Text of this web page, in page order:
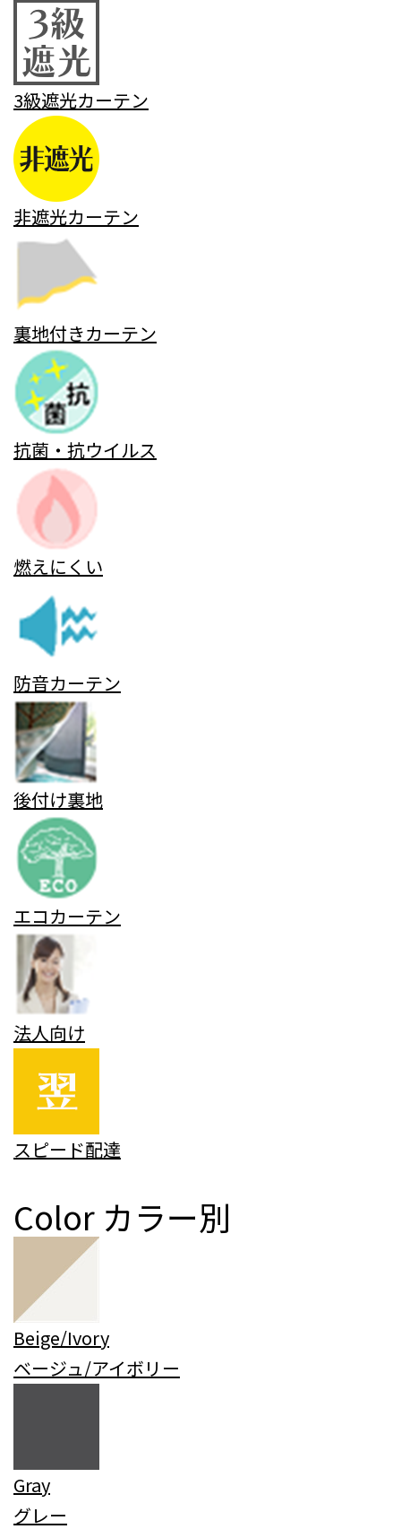
3級遮光カーテン
非遮光カーテン
裏地付きカーテン
抗菌・抗ウイルス
燃えにくい
防音カーテン
後付け裏地
エコカーテン
法人向け
スピード配達
Color カラー別
Beige/Ivory
ベージュ/アイボリー
Gray
グレー